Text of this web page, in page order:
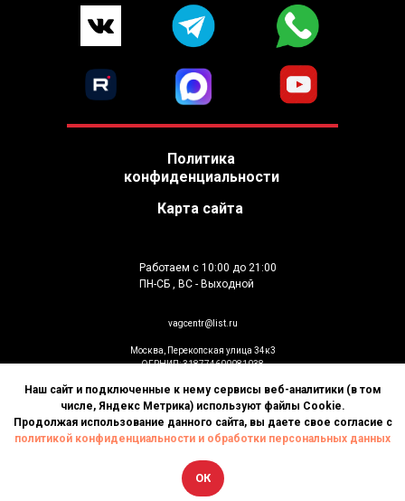
Москва, Перекопская улица 34к3
ОГРНИП: 318774600081038
vagcentr@list.ru
© Установка дополнительного оборудования
2026. Все права защищены
Работаем с 10:00 до 21:00
ПН-СБ , ВС - Выходной
Политика
конфиденциальности
Карта сайта
Наш сайт и подключенные к нему сервисы веб-аналитики (в том
числе, Яндекс Метрика) используют файлы Cookie.
Продолжая использование данного сайта, вы даете свое согласие с
политикой конфиденциальности и обработки персональных данных
ОК